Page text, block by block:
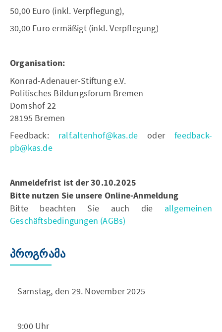
50,00 Euro (inkl. Verpflegung),
30,00 Euro ermäßigt (inkl. Verpflegung)
Organisation:
Konrad-Adenauer-Stiftung e.V.
Politisches Bildungsforum Bremen
Domshof 22
28195 Bremen
Feedback: ralf.altenhof@kas.de oderfeedback-
pb@kas.de
Anmeldefrist ist der 30.10.2025
Bitte nutzen Sie unsere Online-Anmeldung
Bitte beachten Sie auch die allgemeinen
Geschäftsbedingungen (AGBs)
პროგრამა
Samstag, den 29. November 2025
9:00 Uhr